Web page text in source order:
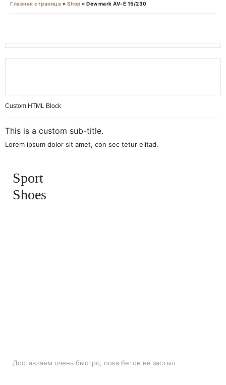
Главная страница » Shop » Dewmark AV-E 15/230
Custom HTML Block
This is a custom sub-title.
Lorem ipsum dolor sit amet, con sec tetur elitad.
Sport
Shoes
Доставляем очень быстро, пока бетон не застыл